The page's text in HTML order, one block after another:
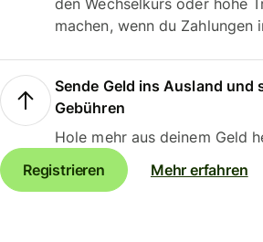
den Wechselkurs oder hohe
machen, wenn du Zahlungen
Sende Geld ins Ausland und
Gebühren
Hole mehr aus deinem Geld
Registrieren
Mehr erfahren